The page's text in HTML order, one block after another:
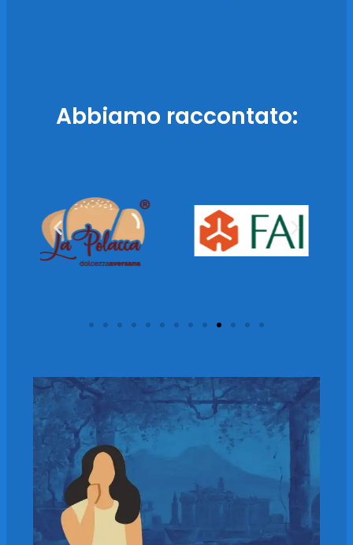
Abbiamo raccontato: